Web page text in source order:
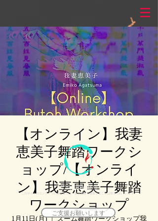
【オンライン】我妻
恵美子舞踏ワークシ
ョップ/【オンライ
ン】我妻恵美子舞踏
ワークショップ
1月11日(月)
  |
ズーム舞踏ワークショップ我
©AGAXART
ご支援お願いします
このサイトのコンテンツの全部または一部を無断で複製することは禁じられています。